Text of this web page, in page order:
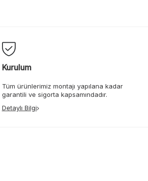
Kurulum
Tüm ürünlerimiz montajı yapılana kadar
garantili ve sigorta kapsamındadır.
Detaylı Bilgi